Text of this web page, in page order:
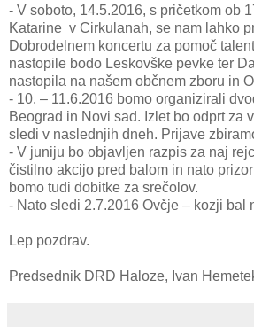
- V soboto, 14.5.2016, s pričetkom ob
Katarine v Cirkulanah, se nam lahko
Dobrodelnem koncertu za pomoč
nastopile bodo Leskovške pevke ter
nastopila na našem občnem zboru in
- 10. – 11.6.2016 bomo organizirali
Beograd in Novi sad. Izlet bo odprt za
sledi v naslednjih dneh. Prijave
- V juniju bo objavljen razpis za naj
čistilno akcijo pred balom in nato
bomo tudi dobitke za srečolov.
- Nato sledi 2.7.2016 Ovčje – kozji bal
Lep pozdrav.
Predsednik DRD Haloze, Ivan